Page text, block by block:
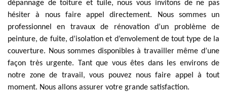
dépannage de toiture et tuile, nous vous invitons de ne pas
hésiter à nous faire appel directement. Nous sommes un
professionnel en travaux de rénovation d’un problème de
peinture, de fuite, d’isolation et d’envolement de tout type de la
couverture. Nous sommes disponibles à travailler même d’une
façon très urgente. Tant que vous êtes dans les environs de
notre zone de travail, vous pouvez nous faire appel à tout
moment. Nous allons assurer votre grande satisfaction.